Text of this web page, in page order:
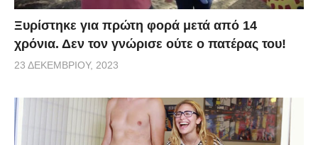
Ξυρίστηκε για πρώτη φορά μετά από 14
χρόνια. Δεν τον γνώρισε ούτε ο πατέρας του!
23 ΔΕΚΕΜΒΡΊΟΥ, 2023